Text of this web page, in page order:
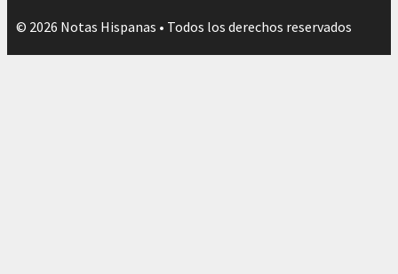
© 2026 Notas Hispanas • Todos los derechos reservados